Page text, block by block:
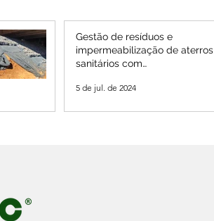
Gestão de resíduos e
impermeabilização de aterros
sanitários com
soluções eficientes para o Rio
5 de jul. de 2024